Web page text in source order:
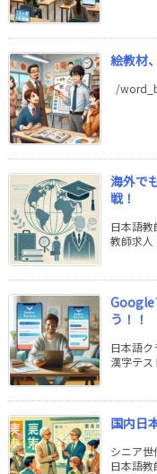
絵教材
/
海外で
戦！
日本語
教師求人
Google
う！！
日本語
漢字テス
国内日
シニア
日本語教